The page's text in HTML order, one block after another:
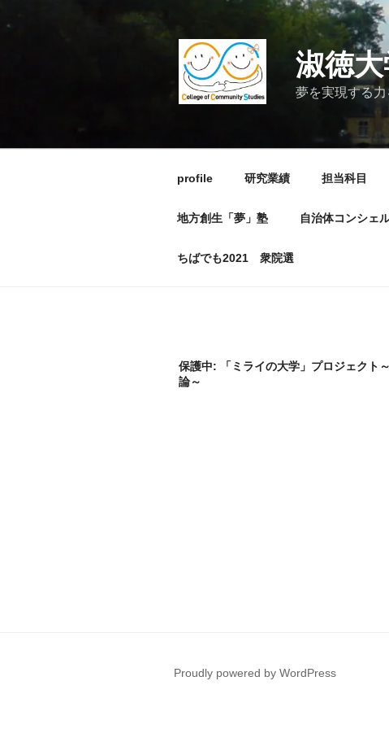
ン
キ
淑徳
夢を実現する
profile 研究業績 担当科目
地方創生「夢」塾 自治体コンシェ
ちばでも2021 衆院選
保護中: 「ミライの大学」プロジェクト
論～
Proudly powered by WordPress